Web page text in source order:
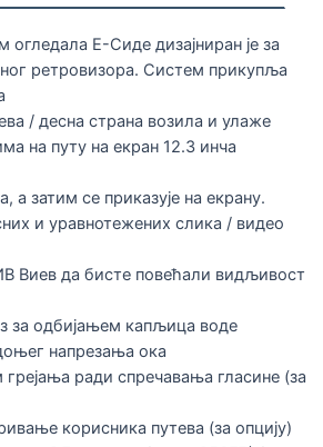
Е-Сиде дизајниран је за
ретровизора. Систем прикупља
/ десна страна возила и улаже
на путу на екран 12.3 инча
а затим се приказује на екрану.
и уравнотежених слика / видео
Виев да бисте повећали видљивост
за одбијањем капљица воде
напрезања ока
ради спречавања гласине (за
корисника путева (за опцију)